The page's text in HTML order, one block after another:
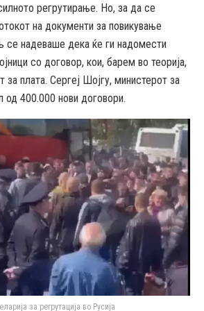
регрутирање. Но, за да се
на документи за повикување
се надеваше дека ќе ги надомести
со договор, кои, барем во теорија,
за плата. Сергеј Шојгу, министерот за
од 400.000 нови договори.
за регрутација во Русија